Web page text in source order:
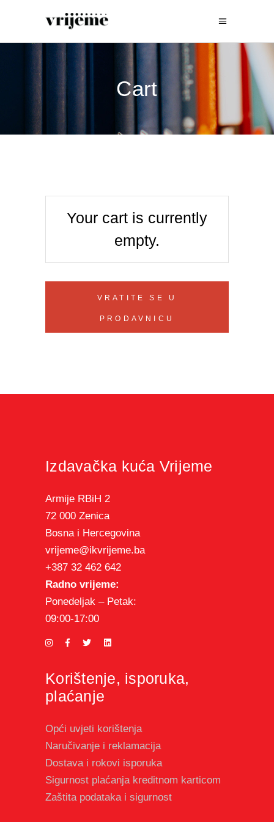
Cart
Your cart is currently
empty.
VRATITE SE U
PRODAVNICU
Izdavačka kuća Vrijeme
Armije RBiH 2
72 000 Zenica
Bosna i Hercegovina
vrijeme@ikvrijeme.ba
+387 32 462 642
Radno vrijeme:
Ponedeljak – Petak:
09:00-17:00
Korištenje, isporuka,
plaćanje
Opći uvjeti korištenja
Naručivanje i reklamacija
Dostava i rokovi isporuka
Sigurnost plaćanja kreditnom karticom
Zaštita podataka i sigurnost